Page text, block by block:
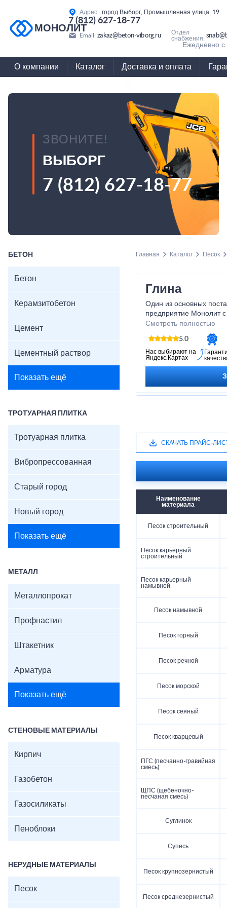
МОНОЛИТ
Адрес: город Выборг, Промышленная улица, 19
7 (812) 627-18-77
Email: zakaz@beton-viborg.ru
Отдел
снабжения:
Ежедневно
О компании Каталог Доставка и оплата
ЗВОНИТЕ!
ВЫБОРГ
7 (812) 627-18-77
БЕТОН
Бетон
Керамзитобетон
Цемент
Цементный раствор
Показать ещё
ТРОТУАРНАЯ ПЛИТКА
Тротуарная плитка
Вибропрессованная
Старый город
Новый город
Показать ещё
МЕТАЛЛ
Металлопрокат
Профнастил
Штакетник
Арматура
Показать ещё
СТЕНОВЫЕ МАТЕРИАЛЫ
Кирпич
Газобетон
Газосиликаты
Пеноблоки
НЕРУДНЫЕ МАТЕРИАЛЫ
Песок
Главная Каталог Песок
Глина
Один из основных
предприятие Монолит
для частников и
Смотреть полностью
5.0
Нас выбирают на
Яндекс.Картах
СКАЧАТЬ ПРАЙС-
Наименование
материала
Песок строительный
Песок карьерный
строительный
Песок карьерный
намывной
Песок намывной
Песок горный
Песок речной
Песок морской
Песок сеяный
Песок кварцевый
ПГС (песчанно-гравийная
смесь)
ЩПС (щебеночно-
песчаная смесь)
Суглинок
Супесь
Песок крупнозернистый
Песок среднезернистый